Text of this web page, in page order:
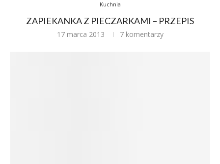
Kuchnia
ZAPIEKANKA Z PIECZARKAMI – PRZEPIS
17 marca 2013 7 komentarzy